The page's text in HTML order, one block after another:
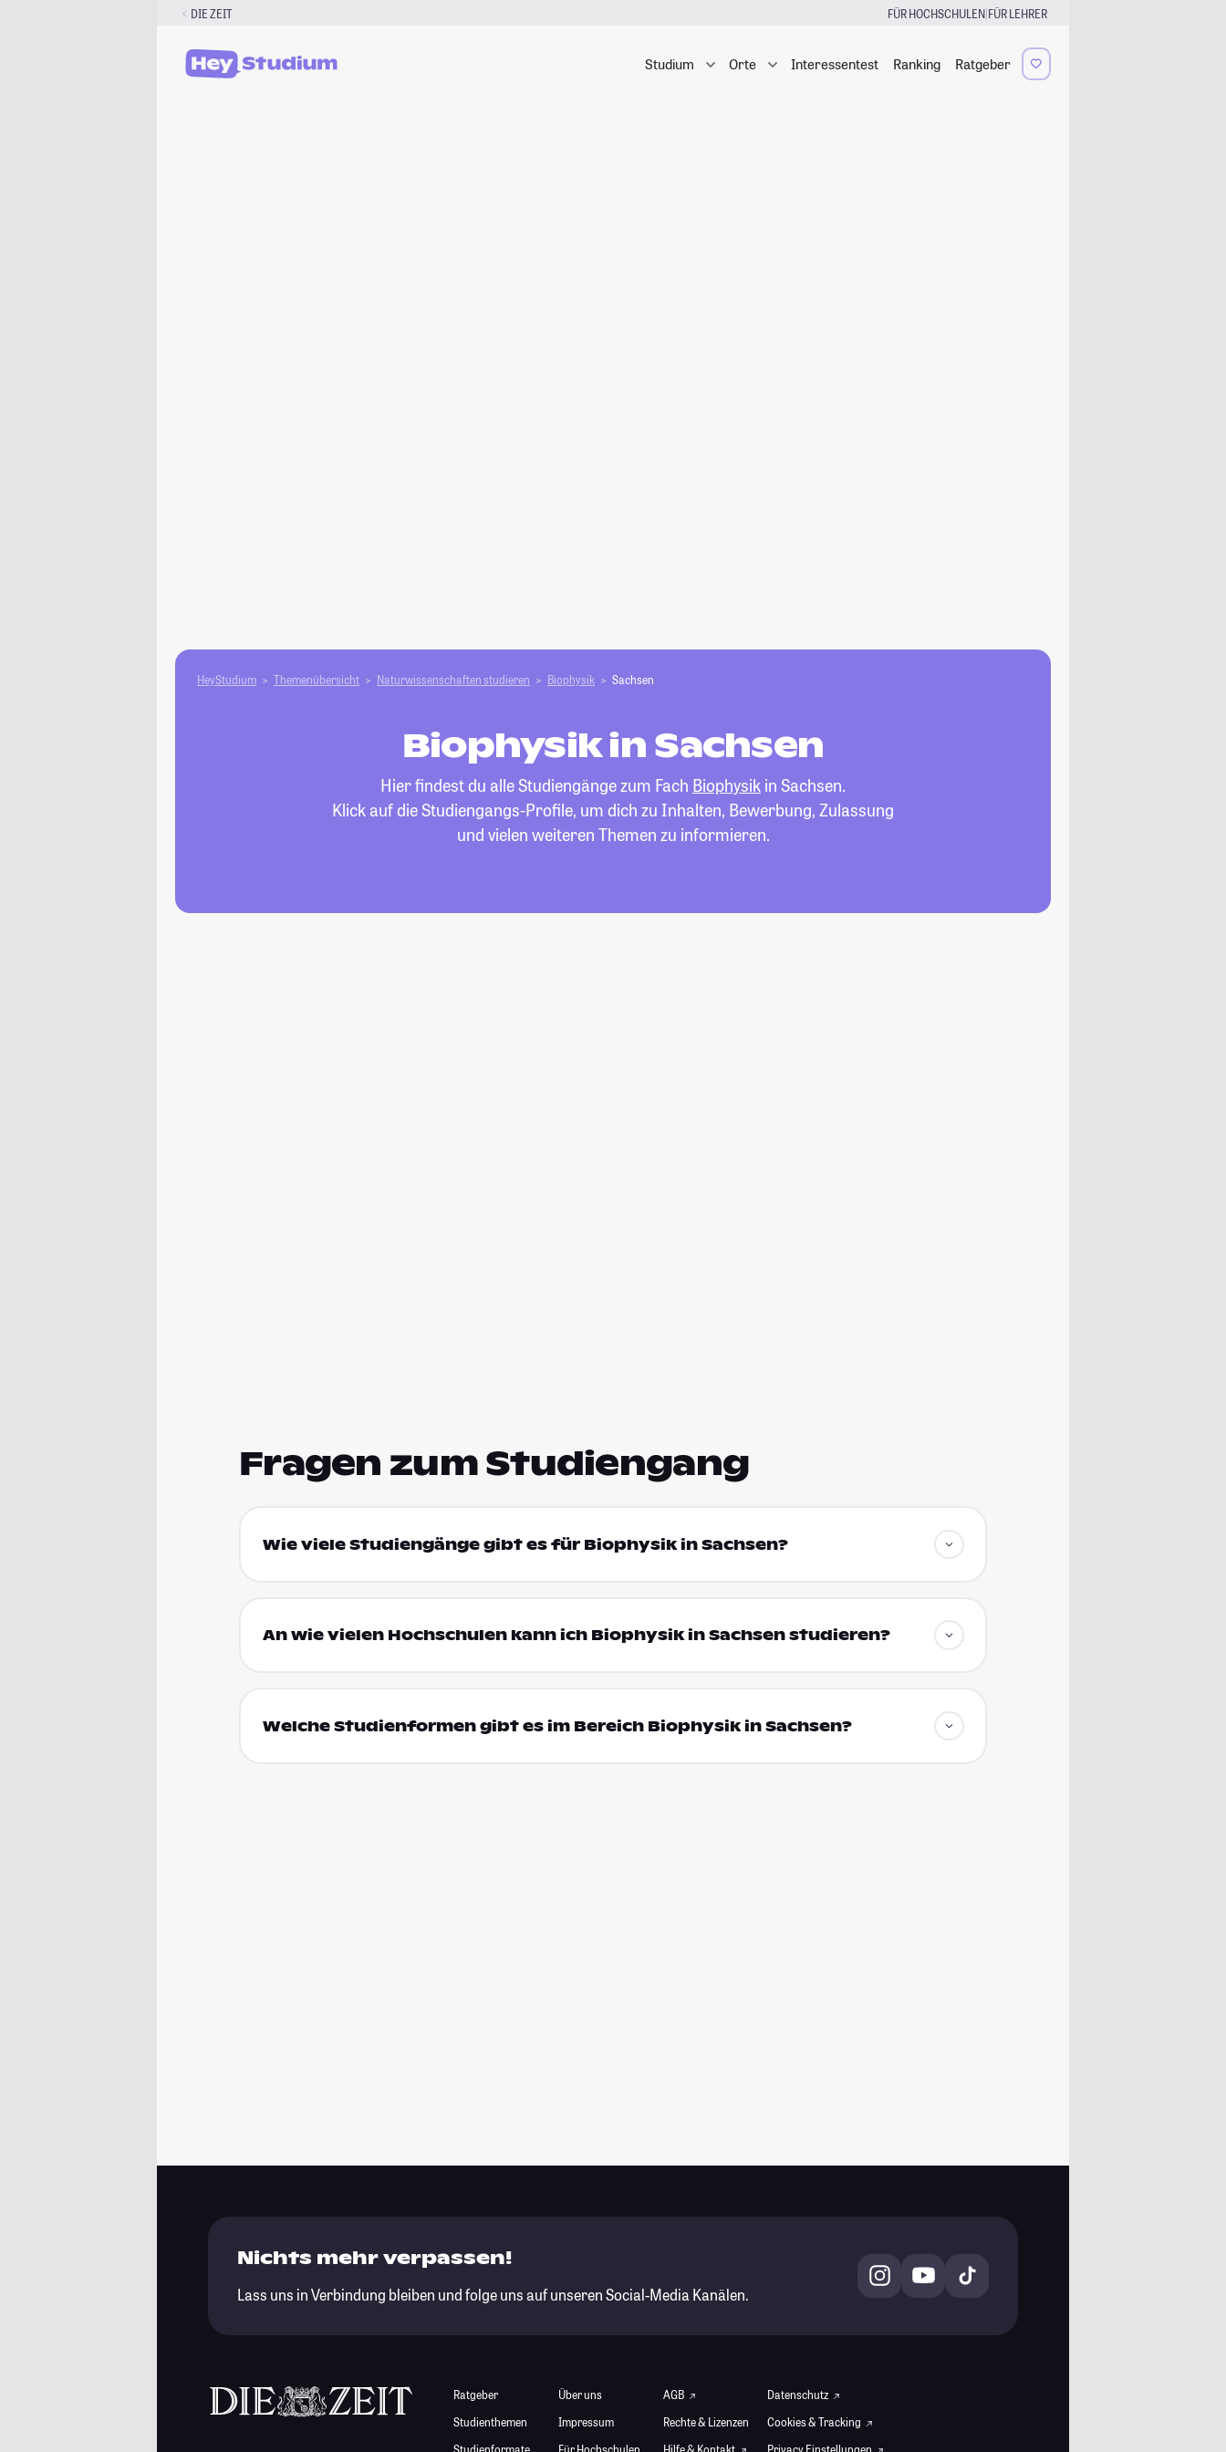
DIE ZEIT FÜR HOCHSCHULEN|FÜR LEHRER
Studium Orte Interessentest Ranking Ratgeber
HeyStudium Themenübersicht Natur­wissenschaften studieren Biophysik Sachsen
Biophysik in Sachsen
Hier findest du alle Studiengänge zum Fach Biophysik in Sachsen.
Klick auf die Studiengangs-Profile, um dich zu Inhalten, Bewerbung, Zulassung
und vielen weiteren Themen zu informieren.
Fragen zum Studiengang
Wie viele Studiengänge gibt es für Biophysik in Sachsen?
An wie vielen Hochschulen kann ich Biophysik in Sachsen studieren?
Welche Studienformen gibt es im Bereich Biophysik in Sachsen?
Nichts mehr verpassen!
Lass uns in Verbindung bleiben und folge uns auf unseren Social-Media Kanälen.
Ratgeber
Studienthemen
Studienformate
Über uns
Impressum
Für Hochschulen
AGB
Rechte & Lizenzen
Hilfe & Kontakt
Datenschutz
Cookies & Tracking
Privacy Einstellungen